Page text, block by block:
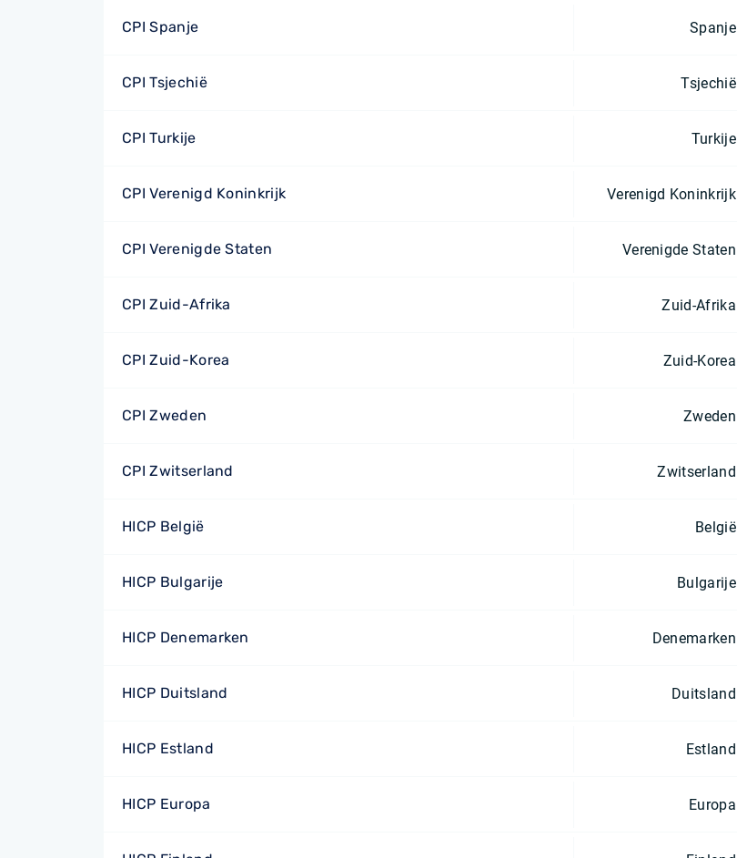
CPI Spanje Spanje
CPI Tsjechië Tsjechië
CPI Turkije Turkije
CPI Verenigd Koninkrijk Verenigd Koninkrijk
CPI Verenigde Staten Verenigde Staten
CPI Zuid-Afrika Zuid-Afrika
CPI Zuid-Korea Zuid-Korea
CPI Zweden Zweden
CPI Zwitserland Zwitserland
HICP België België
HICP Bulgarije Bulgarije
HICP Denemarken Denemarken
HICP Duitsland Duitsland
HICP Estland Estland
HICP Europa Europa